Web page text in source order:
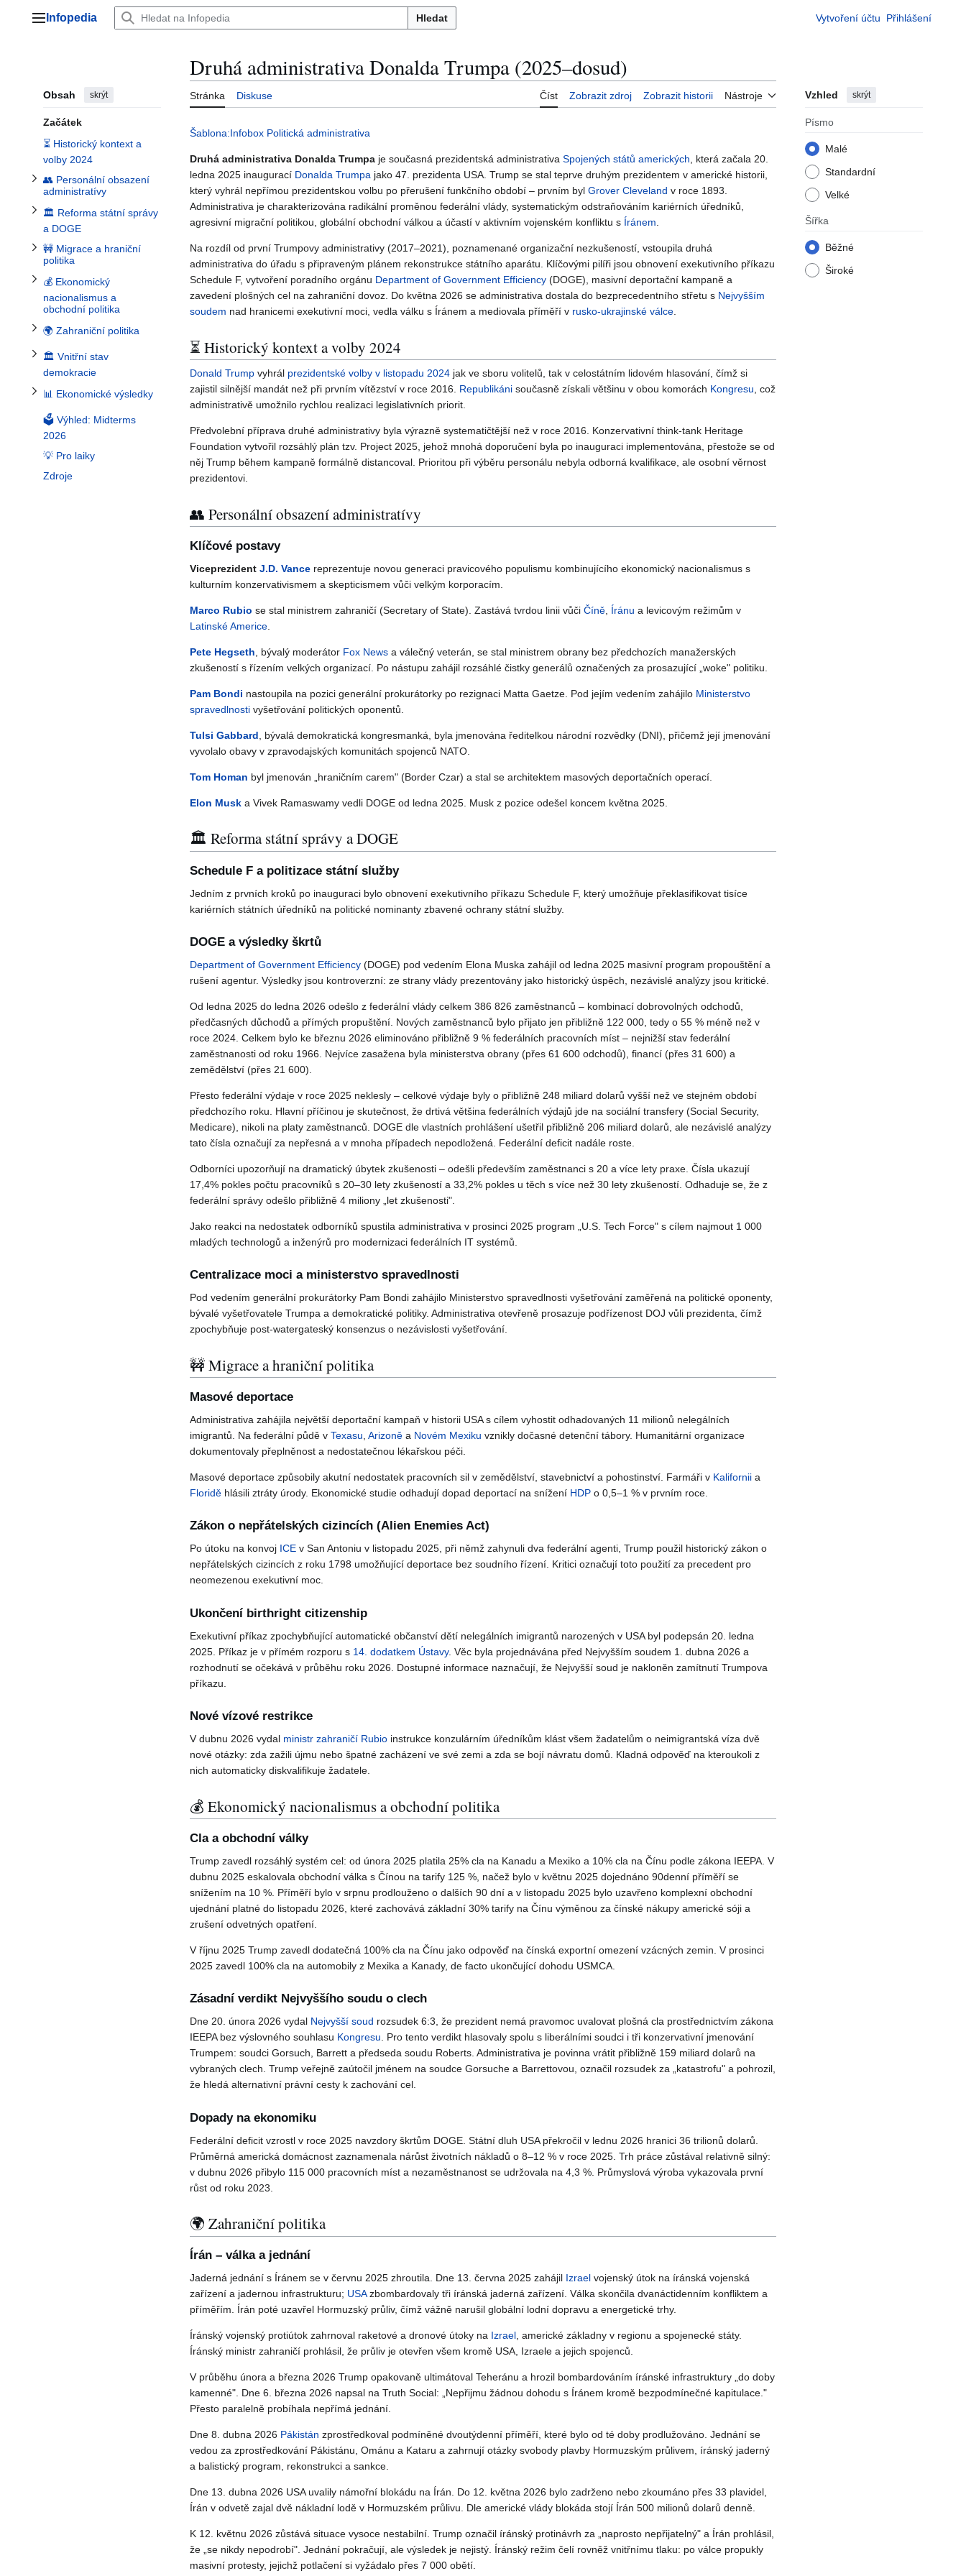
Hlavní menu
Infopedia Hledat Vytvoření účtu Přihlášení
Obsah skrýt
Začátek
⏳ Historický kontext a
volby 2024
👥 Personální obsazení
administratívy
Přepnout podsekci 👥 Personální obsazení administratívy
🏛️ Reforma státní správy
a DOGE
Přepnout podsekci 🏛️ Reforma státní správy a DOGE
🚧 Migrace a hraniční
politika
Přepnout podsekci 🚧 Migrace a hraniční politika
💰 Ekonomický
nacionalismus a
obchodní politika
Přepnout podsekci 💰 Ekonomický nacionalismus a obchodní politika
🌍 Zahraniční politika
Přepnout podsekci 🌍 Zahraniční politika
🏛️ Vnitřní stav
demokracie
Přepnout podsekci 🏛️ Vnitřní stav demokracie
📊 Ekonomické výsledky
Přepnout podsekci 📊 Ekonomické výsledky
🗳️ Výhled: Midterms
2026
💡 Pro laiky
Zdroje
Druhá administrativa Donalda Trumpa (2025–dosud)
Stránka Diskuse Číst Zobrazit zdroj Zobrazit historii Nástroje Vzhled skrýt
Písmo
Malé
Standardní
Velké
Šířka
Běžné
Široké
Šablona:Infobox Politická administrativa
Druhá administrativa Donalda Trumpa je současná prezidentská administrativa Spojených států amerických , která začala 20.
ledna 2025 inaugurací Donalda Trumpa jako 47. prezidenta USA. Trump se stal teprve druhým prezidentem v americké historii,
který vyhrál nepřímou prezidentskou volbu po přerušení funkčního období – prvním byl Grover Cleveland v roce 1893.
Administrativa je charakterizována radikální proměnou federální vlády, systematickým odstraňováním kariérních úředníků,
agresivní migrační politikou, globální obchodní válkou a účastí v aktivním vojenském konfliktu s Íránem
Na rozdíl od první Trumpovy administrativy (2017–2021), poznamenané organizační nezkušeností, vstoupila druhá
administrativa do úřadu s připraveným plánem rekonstrukce státního aparátu. Klíčovými pilíři jsou obnovení exekutivního příkazu
Schedule F, vytvoření poradního orgánu Department of Government Efficiency (DOGE), masivní deportační kampaně a
zavedení plošných cel na zahraniční dovoz. Do května 2026 se administrativa dostala do bezprecedentního střetu s Nejvyšším
soudem nad hranicemi exekutivní moci, vedla válku s Íránem a mediovala příměří v rusko-ukrajinské válce
⏳ Historický kontext a volby 2024
Donald Trump vyhrál prezidentské volby v listopadu 2024 jak ve sboru volitelů, tak v celostátním lidovém hlasování, čímž si
zajistil silnější mandát než při prvním vítězství v roce 2016. Republikáni současně získali většinu v obou komorách Kongresu , což
administrativě umožnilo rychlou realizaci legislativních priorit.
Předvolební příprava druhé administrativy byla výrazně systematičtější než v roce 2016. Konzervativní think-tank Heritage
Foundation vytvořil rozsáhlý plán tzv. Project 2025, jehož mnohá doporučení byla po inauguraci implementována, přestože se od
něj Trump během kampaně formálně distancoval. Prioritou při výběru personálu nebyla odborná kvalifikace, ale osobní věrnost
prezidentovi.
👥 Personální obsazení administratívy
Klíčové postavy
Viceprezident J.D. Vance reprezentuje novou generaci pravicového populismu kombinujícího ekonomický nacionalismus s
kulturním konzervativismem a skepticismem vůči velkým korporacím.
Marco Rubio se stal ministrem zahraničí (Secretary of State). Zastává tvrdou linii vůči Číně Íránu a levicovým režimům v
Latinské Americe
Pete Hegseth , bývalý moderátor Fox News a válečný veterán, se stal ministrem obrany bez předchozích manažerských
zkušeností s řízením velkých organizací. Po nástupu zahájil rozsáhlé čistky generálů označených za prosazující „woke" politiku.
Pam Bondi nastoupila na pozici generální prokurátorky po rezignaci Matta Gaetze. Pod jejím vedením zahájilo Ministerstvo
spravedlnosti vyšetřování politických oponentů.
Tulsi Gabbard , bývalá demokratická kongresmanká, byla jmenována ředitelkou národní rozvědky (DNI), přičemž její jmenování
vyvolalo obavy v zpravodajských komunitách spojenců NATO.
Tom Homan byl jmenován „hraničním carem" (Border Czar) a stal se architektem masových deportačních operací.
Elon Musk a Vivek Ramaswamy vedli DOGE od ledna 2025. Musk z pozice odešel koncem května 2025.
🏛️ Reforma státní správy a DOGE
Schedule F a politizace státní služby
Jedním z prvních kroků po inauguraci bylo obnovení exekutivního příkazu Schedule F, který umožňuje překlasifikovat tisíce
kariérních státních úředníků na politické nominanty zbavené ochrany státní služby.
DOGE a výsledky škrtů
Department of Government Efficiency (DOGE) pod vedením Elona Muska zahájil od ledna 2025 masivní program propouštění a
rušení agentur. Výsledky jsou kontroverzní: ze strany vlády prezentovány jako historický úspěch, nezávislé analýzy jsou kritické.
Od ledna 2025 do ledna 2026 odešlo z federální vlády celkem 386 826 zaměstnanců – kombinací dobrovolných odchodů,
předčasných důchodů a přímých propuštění. Nových zaměstnanců bylo přijato jen přibližně 122 000, tedy o 55 % méně než v
roce 2024. Celkem bylo ke březnu 2026 eliminováno přibližně 9 % federálních pracovních míst – nejnižší stav federální
zaměstnanosti od roku 1966. Nejvíce zasažena byla ministerstva obrany (přes 61 600 odchodů), financí (přes 31 600) a
zemědělství (přes 21 600).
Přesto federální výdaje v roce 2025 neklesly – celkové výdaje byly o přibližně 248 miliard dolarů vyšší než ve stejném období
předchozího roku. Hlavní příčinou je skutečnost, že drtivá většina federálních výdajů jde na sociální transfery (Social Security,
Medicare), nikoli na platy zaměstnanců. DOGE dle vlastních prohlášení ušetřil přibližně 206 miliard dolarů, ale nezávislé analýzy
tato čísla označují za nepřesná a v mnoha případech nepodložená. Federální deficit nadále roste.
Odborníci upozorňují na dramatický úbytek zkušenosti – odešli především zaměstnanci s 20 a více lety praxe. Čísla ukazují
17,4% pokles počtu pracovníků s 20–30 lety zkušeností a 33,2% pokles u těch s více než 30 lety zkušeností. Odhaduje se, že z
federální správy odešlo přibližně 4 miliony „let zkušenosti".
Jako reakci na nedostatek odborníků spustila administrativa v prosinci 2025 program „U.S. Tech Force" s cílem najmout 1 000
mladých technologů a inženýrů pro modernizaci federálních IT systémů.
Centralizace moci a ministerstvo spravedlnosti
Pod vedením generální prokurátorky Pam Bondi zahájilo Ministerstvo spravedlnosti vyšetřování zaměřená na politické oponenty,
bývalé vyšetřovatele Trumpa a demokratické politiky. Administrativa otevřeně prosazuje podřízenost DOJ vůli prezidenta, čímž
zpochybňuje post-watergateský konsenzus o nezávislosti vyšetřování.
🚧 Migrace a hraniční politika
Masové deportace
Administrativa zahájila největší deportační kampaň v historii USA s cílem vyhostit odhadovaných 11 milionů nelegálních
imigrantů. Na federální půdě v Texasu Arizoně a Novém Mexiku vznikly dočasné detenční tábory. Humanitární organizace
dokumentovaly přeplněnost a nedostatečnou lékařskou péči.
Masové deportace způsobily akutní nedostatek pracovních sil v zemědělství, stavebnictví a pohostinství. Farmáři v Kalifornii a
Floridě hlásili ztráty úrody. Ekonomické studie odhadují dopad deportací na snížení HDP o 0,5–1 % v prvním roce.
Zákon o nepřátelských cizincích (Alien Enemies Act)
Po útoku na konvoj ICE v San Antoniu v listopadu 2025, při němž zahynuli dva federální agenti, Trump použil historický zákon o
nepřátelských cizincích z roku 1798 umožňující deportace bez soudního řízení. Kritici označují toto použití za precedent pro
neomezenou exekutivní moc.
Ukončení birthright citizenship
Exekutivní příkaz zpochybňující automatické občanství dětí nelegálních imigrantů narozených v USA byl podepsán 20. ledna
2025. Příkaz je v přímém rozporu s 14. dodatkem Ústavy. Věc byla projednávána před Nejvyšším soudem 1. dubna 2026 a
rozhodnutí se očekává v průběhu roku 2026. Dostupné informace naznačují, že Nejvyšší soud je nakloněn zamítnutí Trumpova
příkazu.
Nové vízové restrikce
V dubnu 2026 vydal ministr zahraničí Rubio instrukce konzulárním úředníkům klást všem žadatelům o neimigrantská víza dvě
nové otázky: zda zažili újmu nebo špatné zacházení ve své zemi a zda se bojí návratu domů. Kladná odpověď na kteroukoli z
nich automaticky diskvalifikuje žadatele.
💰 Ekonomický nacionalismus a obchodní politika
Cla a obchodní války
Trump zavedl rozsáhlý systém cel: od února 2025 platila 25% cla na Kanadu a Mexiko a 10% cla na Čínu podle zákona IEEPA. V
dubnu 2025 eskalovala obchodní válka s Čínou na tarify 125 %, načež bylo v květnu 2025 dojednáno 90denní příměří se
snížením na 10 %. Příměří bylo v srpnu prodlouženo o dalších 90 dní a v listopadu 2025 bylo uzavřeno komplexní obchodní
ujednání platné do listopadu 2026, které zachovává základní 30% tarify na Čínu výměnou za čínské nákupy americké sóji a
zrušení odvetných opatření.
V říjnu 2025 Trump zavedl dodatečná 100% cla na Čínu jako odpověď na čínská exportní omezení vzácných zemin. V prosinci
2025 zavedl 100% cla na automobily z Mexika a Kanady, de facto ukončující dohodu USMCA.
Zásadní verdikt Nejvyššího soudu o clech
Dne 20. února 2026 vydal Nejvyšší soud rozsudek 6:3, že prezident nemá pravomoc uvalovat plošná cla prostřednictvím zákona
IEEPA bez výslovného souhlasu Kongresu. Pro tento verdikt hlasovaly spolu s liberálními soudci i tři konzervativní jmenování
Trumpem: soudci Gorsuch, Barrett a předseda soudu Roberts. Administrativa je povinna vrátit přibližně 159 miliard dolarů na
vybraných clech. Trump veřejně zaútočil jménem na soudce Gorsuche a Barrettovou, označil rozsudek za „katastrofu" a pohrozil,
že hledá alternativní právní cesty k zachování cel.
Dopady na ekonomiku
Federální deficit vzrostl v roce 2025 navzdory škrtům DOGE. Státní dluh USA překročil v lednu 2026 hranici 36 trilionů dolarů.
Průměrná americká domácnost zaznamenala nárůst životních nákladů o 8–12 % v roce 2025. Trh práce zůstával relativně silný:
v dubnu 2026 přibylo 115 000 pracovních míst a nezaměstnanost se udržovala na 4,3 %. Průmyslová výroba vykazovala první
růst od roku 2023.
🌍 Zahraniční politika
Írán – válka a jednání
Jaderná jednání s Íránem se v červnu 2025 zhroutila. Dne 13. června 2025 zahájil Izrael vojenský útok na íránská vojenská
zařízení a jadernou infrastrukturu; USAzbombardovaly tři íránská jaderná zařízení. Válka skončila dvanáctidenním konfliktem a
příměřím. Írán poté uzavřel Hormuzský průliv, čímž vážně narušil globální lodní dopravu a energetické trhy.
Íránský vojenský protiútok zahrnoval raketové a dronové útoky na Izrael, americké základny v regionu a spojenecké státy.
Íránský ministr zahraničí prohlásil, že průliv je otevřen všem kromě USA, Izraele a jejich spojenců.
V průběhu února a března 2026 Trump opakovaně ultimátoval Teheránu a hrozil bombardováním íránské infrastruktury „do doby
kamenné". Dne 6. března 2026 napsal na Truth Social: „Nepřijmu žádnou dohodu s Íránem kromě bezpodmínečné kapitulace."
Přesto paralelně probíhala nepřímá jednání.
Dne 8. dubna 2026 Pákistán zprostředkoval podmíněné dvoutýdenní příměří, které bylo od té doby prodlužováno. Jednání se
vedou za zprostředkování Pákistánu, Ománu a Kataru a zahrnují otázky svobody plavby Hormuzským průlivem, íránský jaderný
a balistický program, rekonstrukci a sankce.
Dne 13. dubna 2026 USA uvalily námořní blokádu na Írán. Do 12. května 2026 bylo zadrženo nebo zkoumáno přes 33 plavidel,
Írán v odvetě zajal dvě nákladní lodě v Hormuzském průlivu. Dle americké vlády blokáda stojí Írán 500 milionů dolarů denně.
K 12. květnu 2026 zůstává situace vysoce nestabilní. Trump označil íránský protinávrh za „naprosto nepřijatelný" a Írán prohlásil,
že „se nikdy nepodrobí". Jednání pokračují, ale výsledek je nejistý. Íránský režim čelí rovněž vnitřnímu tlaku: po válce propukly
masivní protesty, jejichž potlačení si vyžádalo přes 7 000 obětí.